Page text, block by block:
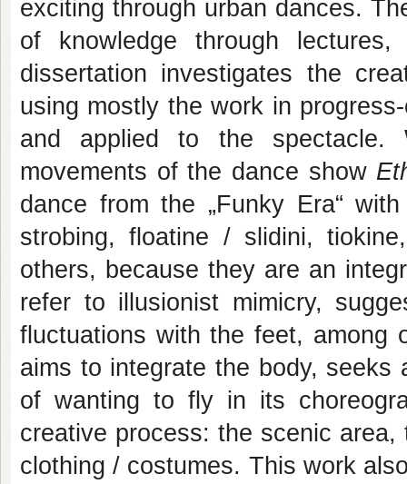
exciting through urban dances.
of knowledge through
dissertation investigates the
using mostly the work in
and applied to the spectacle.
movements of the dance show
dance from the „Funky Era“
strobing, floatine / slidini,
others, because they are an
refer to illusionist mimicry,
fluctuations with the feet, among
aims to integrate the body, seeks
of wanting to fly in its
creative process: the scenic
clothing / costumes. This work